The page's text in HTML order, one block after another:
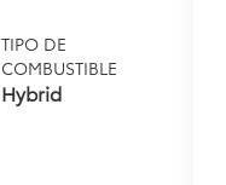
Variable
Transmission
(ECVT)
TIPO DE
COMBUSTIBLE
Hybrid